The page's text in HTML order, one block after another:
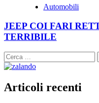
Automobili
JEEP COI FARI
TERRIBILE
Ricerca
per:
Articoli recenti